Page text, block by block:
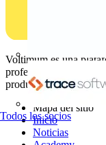
Todos los socios
Voltimum es una
profesionales
productos, formación
Mapa del sitio
Inicio
Noticias